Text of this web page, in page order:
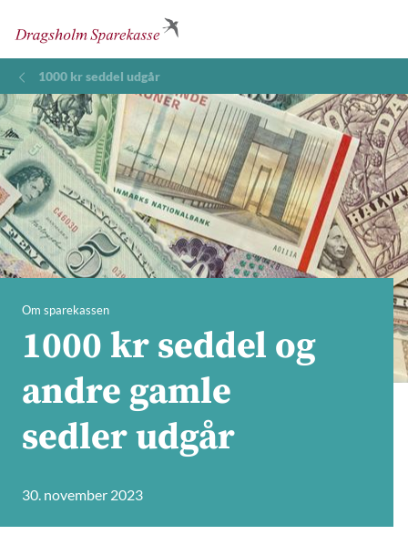
1000 kr seddel udgår
Om sparekassen
1000 kr seddel og
andre gamle
sedler udgår
30. november 2023